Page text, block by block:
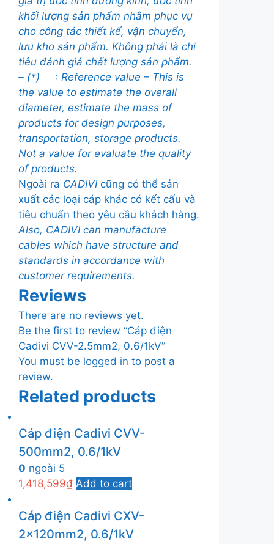
khối lượng sản phẩm nhằm phục vụ
cho công tác thiết kế, vận chuyển,
lưu kho sản phẩm. Không phải là chỉ
tiêu đánh giá chất lượng sản phẩm.
– (*) : Reference value – This is
the value to estimate the overall
diameter, estimate the mass of
products for design purposes,
transportation, storage products.
Not a value for evaluate the quality
of products.
Ngoài ra CADIVIcũng có thể sản
xuất các loại cáp khác có kết cấu và
tiêu chuẩn theo yêu cầu khách hàng.
Also, CADIVI can manufacture
cables which have structure and
standards in accordance with
customer requirements.
Reviews
There are no reviews yet.
Be the first to review “Cáp điện
Cadivi CVV-2.5mm2, 0.6/1kV”
You must be logged in to post a
review.
Related products
Cáp điện Cadivi CVV-
500mm2, 0.6/1kV
0 ngoài 5
1,418,599₫ Add to cart
Cáp điện Cadivi CXV-
2x120mm2, 0.6/1kV